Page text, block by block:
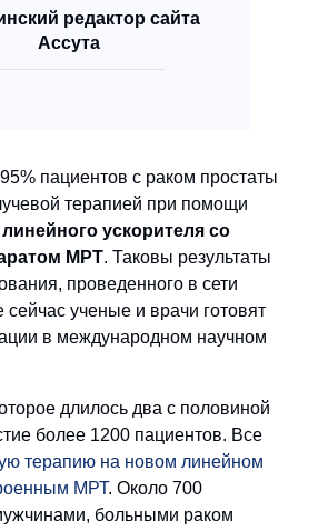
редактор сайта
Ассута
пациентов с раком простаты
терапией при помощи
ускорителя со
МРТ. Таковы результаты
проведенного в сети
сейчас ученые и врачи готовят
в международном научном
длилось два с половиной
более 1200 пациентов. Все
терапию на новом линейном
МРТ. Около 700
больными раком